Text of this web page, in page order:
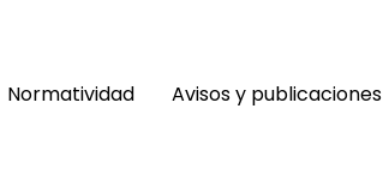
Normatividad Avisos y publicaciones